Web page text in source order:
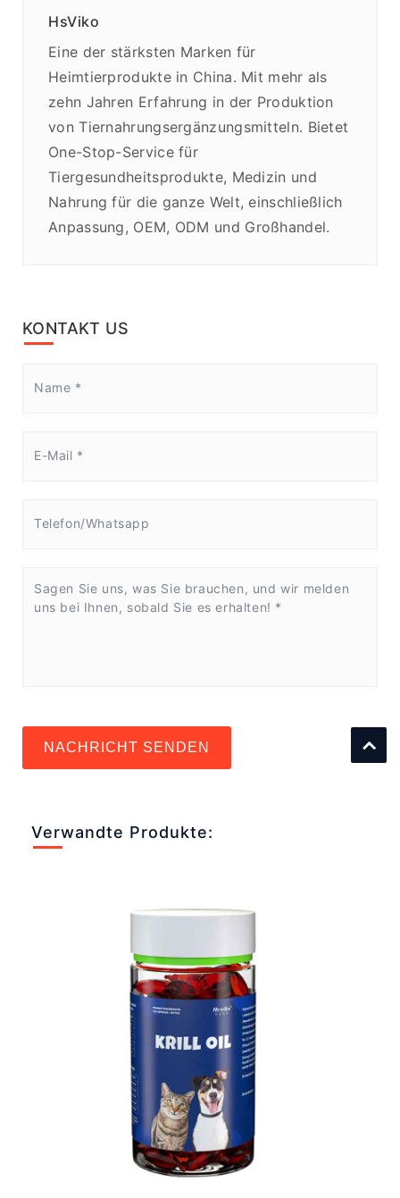
HsViko
Eine der stärksten Marken für
Heimtierprodukte in China. Mit mehr als
zehn Jahren Erfahrung in der Produktion
von Tiernahrungsergänzungsmitteln. Bietet
One-Stop-Service für
Tiergesundheitsprodukte, Medizin und
Nahrung für die ganze Welt, einschließlich
Anpassung, OEM, ODM und Großhandel.
KONTAKT US
NACHRICHT SENDEN
Verwandte Produkte: